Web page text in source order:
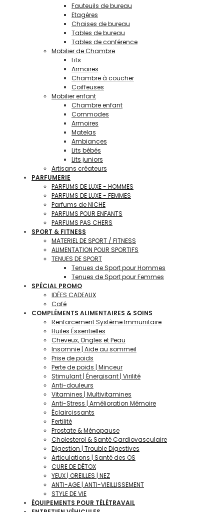
Fauteuils de bureau
Etagéres
Chaises de bureau
Tables de bureau
Tables de conférence
Mobilier de Chambre
Lits
Armoires
Chambre à coucher
Coiffeuses
Mobilier enfant
Chambre enfant
Commodes
Armoires
Matelas
Ambiances
Lits bébés
Lits juniors
Artisans créateurs
PARFUMERIE
PARFUMS DE LUXE - HOMMES
PARFUMS DE LUXE - FEMMES
Parfums de NICHE
PARFUMS POUR ENFANTS
PARFUMS PAS CHERS
SPORT & FITNESS
MATERIEL DE SPORT / FITNESS
ALIMENTATION POUR SPORTIFS
TENUES DE SPORT
Tenues de Sport pour Hommes
Tenues de Sport pour Femmes
SPÉCIAL PROMO
IDÉES CADEAUX
Café
COMPLÉMENTS ALIMENTAIRES & SOINS
Renforcement Système Immunitaire
Huiles Éssentielles
Cheveux, Ongles et Peau
Insomnie | Aide au sommeil
Prise de poids
Perte de poids | Minceur
Stimulant | Énergisant | Virilité
Anti-douleurs
Vitamines | Multivitamines
Anti-Stress | Amélioration Mémoire
Éclaircissants
Fertilité
Prostate & Ménopause
Cholesterol & Santé Cardiovasculaire
Digestion | Trouble Digestives
Articulations | Santé des OS
CURE DE DÉTOX
YEUX | OREILLES | NEZ
ANTI-AGE | ANTI-VIEILLISSEMENT
STYLE DE VIE
ÉQUIPEMENTS POUR TÉLÉTRAVAIL